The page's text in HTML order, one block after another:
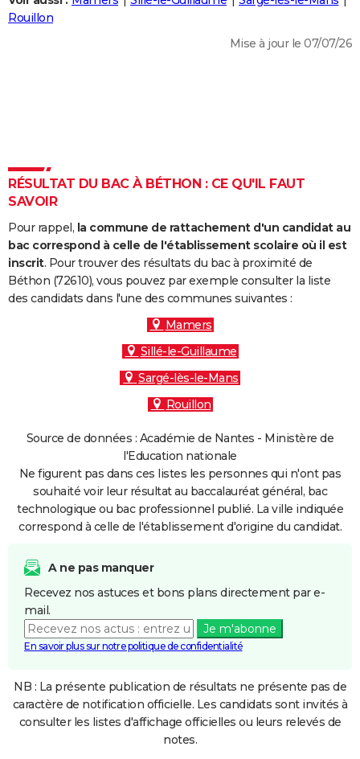
Destinations
City break
Voyage nature
Voyage de noces
Forum
Climat
+
PHOTO
Dictionnaire
Biographies
Citations
Expressions
Proverbes
PROGRAMME TV
S'inscrire
Se connecter
Lycées
Collèges
Primaires
Universités
Entreprises
Service militaire
Avis de recherche
AVIS DE DÉCÈS
FORUM
Rouillon
Mise à jour le 07/07/26
RÉSULTAT DU BAC À BÉTHON : CE QU'IL FAUT
SAVOIR
Pour rappel, la commune de rattachement d'un candidat au
bac correspond à celle de l'établissement scolaire où il est
inscrit. Pour trouver des résultats du bac à proximité de
Béthon (72610), vous pouvez par exemple consulter la liste
des candidats dans l'une des communes suivantes :
Mamers
Sillé-le-Guillaume
Sargé-lès-le-Mans
Rouillon
Source de données : Académie de Nantes - Ministère de
l'Education nationale
Ne figurent pas dans ces listes les personnes qui n'ont pas
souhaité voir leur résultat au baccalauréat général, bac
technologique ou bac professionnel publié. La ville indiquée
correspond à celle de l'établissement d'origine du candidat.
A ne pas manquer
Recevez nos astuces et bons plans directement par e-
mail.
Je m'abonne
En savoir plus sur notre politique de confidentialité
NB : La présente publication de résultats ne présente pas de
caractère de notification officielle. Les candidats sont invités à
consulter les listes d'affichage officielles ou leurs relevés de
notes.